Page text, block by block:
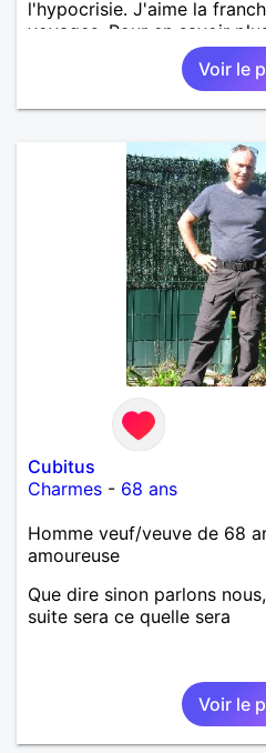
l'hypocrisie. J'aime la
voyages. Pour en savoir
Voir le
Cubitus
Charmes - 68 ans
Homme veuf/veuve de 68
amoureuse
Que dire sinon parlons
suite sera ce quelle sera
Voir le